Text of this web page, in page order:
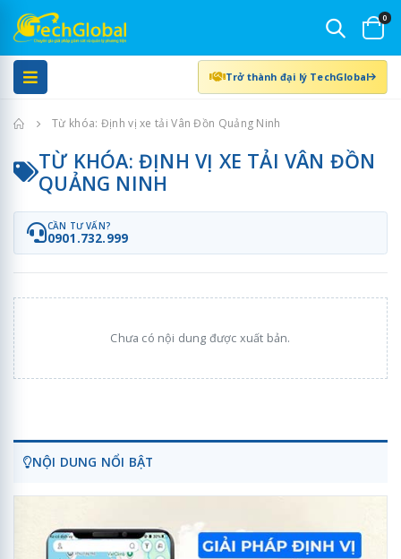
0
Trở thành đại lý TechGlobal
Trang chủTừ khóa: Định vị xe tải Vân Đồn Quảng Ninh
TỪ KHÓA: ĐỊNH VỊ XE TẢI VÂN ĐỒN
QUẢNG NINH
CẦN TƯ VẤN?
0901.732.999
Chưa có nội dung được xuất bản.
NỘI DUNG NỔI BẬT